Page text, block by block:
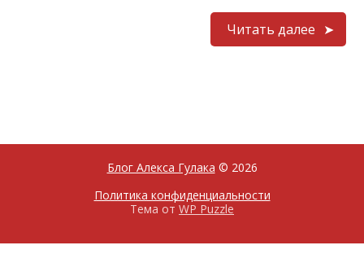
Читать далее
Блог Алекса Гулака © 2026
Политика конфиденциальности
Тема от WP Puzzle